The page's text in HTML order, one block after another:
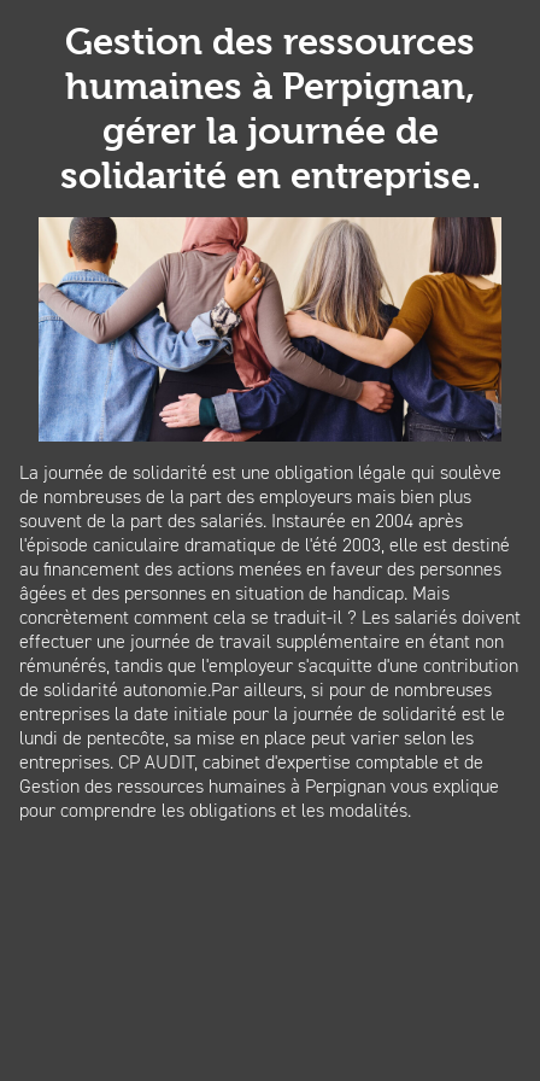
Gestion des ressources
humaines à Perpignan,
gérer la journée de
solidarité en entreprise.
La journée de solidarité est une obligation légale qui soulève
de nombreuses de la part des employeurs mais bien plus
souvent de la part des salariés. Instaurée en 2004 après
l'épisode caniculaire dramatique de l'été 2003, elle est destiné
au financement des actions menées en faveur des personnes
âgées et des personnes en situation de handicap. Mais
concrètement comment cela se traduit-il ? Les salariés doivent
effectuer une journée de travail supplémentaire en étant non
rémunérés, tandis que l'employeur s'acquitte d'une contribution
de solidarité autonomie.Par ailleurs, si pour de nombreuses
entreprises la date initiale pour la journée de solidarité est le
lundi de pentecôte, sa mise en place peut varier selon les
entreprises. CP AUDIT, cabinet d'expertise comptable et de
Gestion des ressources humaines à Perpignan vous explique
pour comprendre les obligations et les modalités.